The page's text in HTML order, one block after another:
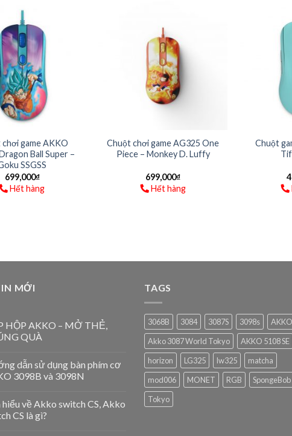
game AKKO
Ball Super –
SSGSS
699,000₫
Hết hàng
Chuột chơi game AG325 One
Piece – Monkey D. Luffy
699,000₫
Hết hàng
Chuột
MỚI
HỘP AKKO – MỞ THẺ,
QUÀ
dẫn sử dụng bàn phím cơ
3098B và 3098N
hiểu về Akko switch CS, Akko
CS là gì?
TAGS
3068B 3084 3087S 3098s
AKKO
Akko 3087 World Tokyo
AKKO 5108 SE
horizon
LG325 lw325
matcha
mod006
MONET RGB
SpongeBob
Tokyo